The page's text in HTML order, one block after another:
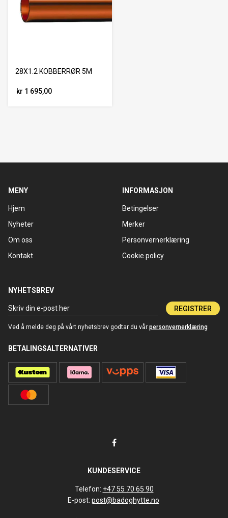
28X1.2 KOBBERRØR 5M
kr 1 695,00
MENY
Hjem
Nyheter
Om oss
Kontakt
INFORMASJON
Betingelser
Merker
Personvernerklæring
Cookie policy
NYHETSBREV
REGISTRER
Ved å melde deg på vårt nyhetsbrev godtar du vår personvernerklæring
BETALINGSALTERNATIVER
KUNDESERVICE
Telefon: +47 55 70 65 90
E-post: post@badoghytte.no